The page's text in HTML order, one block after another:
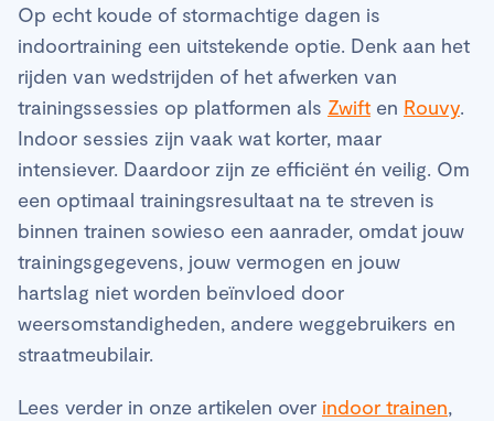
Op echt koude of stormachtige dagen is
indoortraining een uitstekende optie. Denk aan het
rijden van wedstrijden of het afwerken van
trainingssessies op platformen als Zwift en Rouvy.
Indoor sessies zijn vaak wat korter, maar
intensiever. Daardoor zijn ze efficiënt én veilig. Om
een optimaal trainingsresultaat na te streven is
binnen trainen sowieso een aanrader, omdat jouw
trainingsgegevens, jouw vermogen en jouw
hartslag niet worden beïnvloed door
weersomstandigheden, andere weggebruikers en
straatmeubilair.
Lees verder in onze artikelen over indoor trainen,